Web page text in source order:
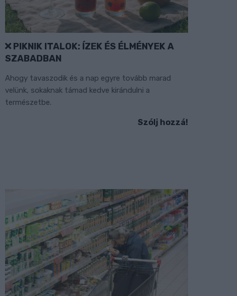
PIKNIK ITALOK: ÍZEK ÉS ÉLMÉNYEK A
SZABADBAN
Ahogy tavaszodik és a nap egyre tovább marad
velünk, sokaknak támad kedve kirándulni a
természetbe.
Szólj hozzá!